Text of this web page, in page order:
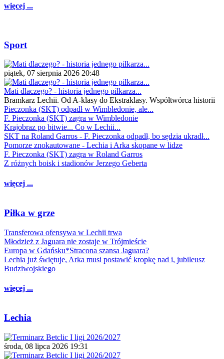
więcej ...
Sport
piątek, 07 sierpnia 2026 20:48
Mati dlaczego? - historia jednego piłkarza...
Bramkarz Lechii. Od A-klasy do Ekstraklasy. Współtwórca historii
Pieczonka (SKT) odpadł w Wimbledonie, ale...
F. Pieczonka (SKT) zagra w Wimbledonie
Krajobraz po bitwie... Co w Lechii...
SKT na Roland Garros - F. Pieczonka odpadł, bo sędzia ukradł...
Pomorze znokautowane - Lechia i Arka skopane w lidze
F. Pieczonka (SKT) zagra w Roland Garros
Z różnych boisk i stadionów Jerzego Geberta
więcej ...
Piłka w grze
Transferowa ofensywa w Lechii trwa
Młodzież z Jaguara nie zostaje w Trójmieście
Europa w Gdańsku*Stracona szansa Jaguara?
Lechia już świętuje, Arka musi postawić kropkę nad i, jubileusz
Budziwojskiego
więcej ...
Lechia
środa, 08 lipca 2026 19:31